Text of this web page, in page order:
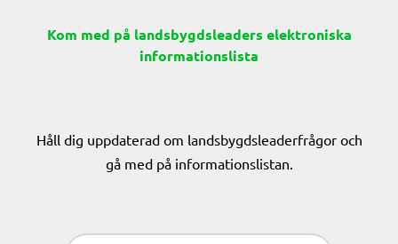
Kom med på landsbygdsleaders elektroniska
informationslista
Håll dig uppdaterad om landsbygdsleaderfrågor och
gå med på informationslistan.